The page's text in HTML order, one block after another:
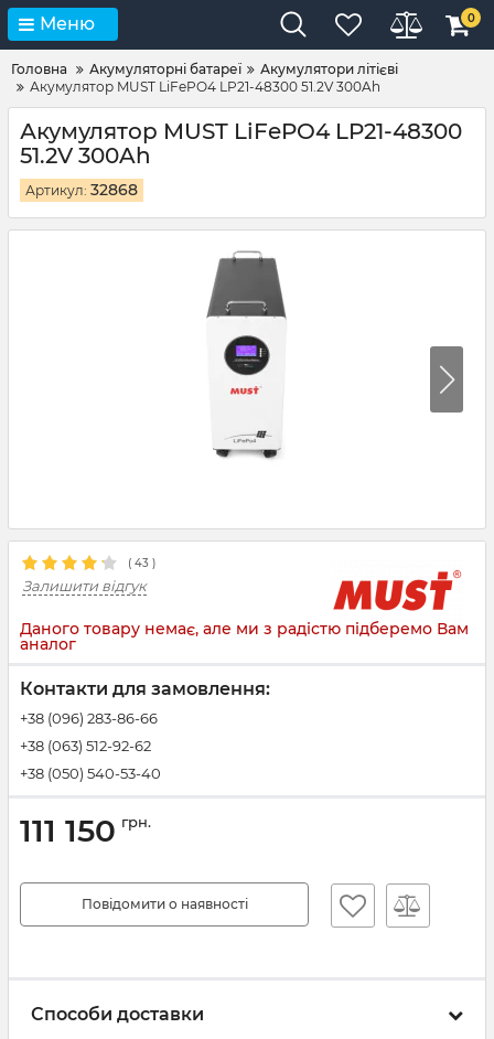
Меню 0
Головна Акумуляторні батареї
Акумулятори літієві
Акумулятор MUST LiFePO4 LP21-48300 51.2V 300Ah
Акумулятор MUST LiFePO4 LP21-48300
51.2V 300Ah
Артикул: 32868
( 43 )
Залишити відгук
Даного товару немає, але ми з радістю підберемо Вам
аналог
Контакти для замовлення:
+38 (096) 283-86-66
+38 (063) 512-92-62
+38 (050) 540-53-40
111 150 грн.
Повідомити о наявності
Способи доставки